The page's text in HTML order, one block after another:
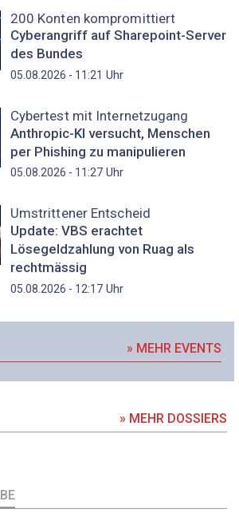
200 Konten kompromittiert
Cyberangriff auf Sharepoint-Server
des Bundes
05.08.2026 - 11:21 Uhr
Cybertest mit Internetzugang
Anthropic-KI versucht, Menschen
per Phishing zu manipulieren
05.08.2026 - 11:27Uhr
Umstrittener Entscheid
Update: VBS erachtet
Lösegeldzahlung von Ruag als
rechtmässig
05.08.2026 - 12:17Uhr
» MEHR EVENTS
» MEHR DOSSIERS